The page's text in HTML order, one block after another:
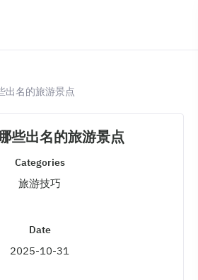
出名的旅游景点
些出名的旅游景点
Categories
旅游技巧
Date
2025-10-31